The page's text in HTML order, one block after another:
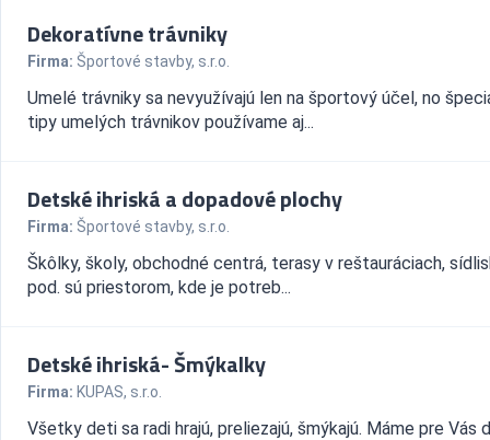
Dekoratívne trávniky
Firma: Športové stavby, s.r.o.
Umelé trávniky sa nevyužívajú len na športový účel, no
tipy umelých trávnikov používame aj...
Detské ihriská a dopadové plochy
Firma: Športové stavby, s.r.o.
Škôlky, školy, obchodné centrá, terasy v reštauráciach,
pod. sú priestorom, kde je potreb...
Detské ihriská- Šmýkalky
Firma: KUPAS, s.r.o.
Všetky deti sa radi hrajú, preliezajú, šmýkajú. Máme pre Vás